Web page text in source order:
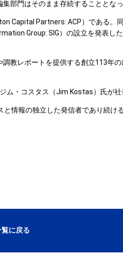
部門はそのまま存続することとなっ
Capital Partners: ACP）である。
Group: SIG）の設立を発表し
レポートを提供する創立113年の
・コスタス（Jim Kostas）氏が社
情報の独立した発信者であり続け
に戻る